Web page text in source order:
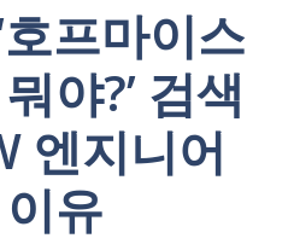
프마이스
야?’ 검색
엔지니어
유